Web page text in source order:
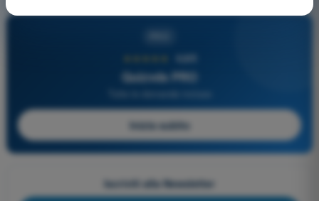
4,6/5
Quizvds PRO
Inizia subito
Iscriviti alla Newsletter